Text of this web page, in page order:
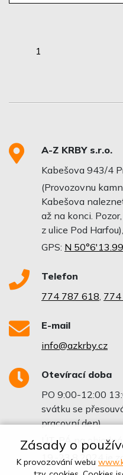
1
A-Z KRBY s.r.o.
Kabešova 943/4
(Provozovnu
Kabešova
až na konci.
z ulice Pod Harfou),
GPS: N
Telefon
774 787 618,
E-mail
info@azkrby.cz
Otevírací doba
PO 9:00-12:00
svátku se
pracovní den)
ÚT-PÁ na
19.-23.8.2024 je
Zásady o
K provozování webu